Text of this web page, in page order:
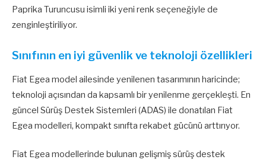
Paprika Turuncusu isimli iki yeni renk seçeneğiyle de
zenginleştiriliyor.
Sınıfının en iyi güvenlik ve teknoloji özellikleri
Fiat Egea model ailesinde yenilenen tasarımının haricinde;
teknoloji açısından da kapsamlı bir yenilenme gerçekleşti. En
güncel Sürüş Destek Sistemleri (ADAS) ile donatılan Fiat
Egea modelleri, kompakt sınıfta rekabet gücünü arttırıyor.
Fiat Egea modellerinde bulunan gelişmiş sürüş destek